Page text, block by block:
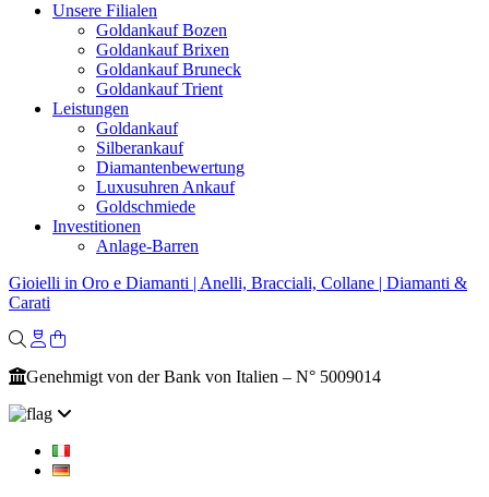
Unsere Filialen
Goldankauf Bozen
Goldankauf Brixen
Goldankauf Bruneck
Goldankauf Trient
Leistungen
Goldankauf
Silberankauf
Diamantenbewertung
Luxusuhren Ankauf
Goldschmiede
Investitionen
Anlage-Barren
Gioielli in Oro e Diamanti | Anelli, Bracciali, Collane | Diamanti &
Carati
Genehmigt von der Bank von Italien – N° 5009014